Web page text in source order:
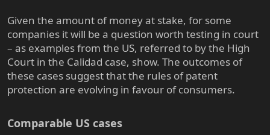
Given the amount of money at stake, for some
companies it will be a question worth testing in court
– as examples from the US, referred to by the High
Court in the Calidad case, show. The outcomes of
these cases suggest that the rules of patent
protection are evolving in favour of consumers.
Comparable US cases​